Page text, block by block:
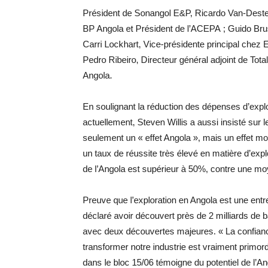
Président de Sonangol E&P, Ricardo Van-
BP Angola et Président de l’ACEPA ; Guido
Carri Lockhart, Vice-présidente principal chez
Pedro Ribeiro, Directeur général adjoint de
Angola.
En soulignant la réduction des dépenses
actuellement, Steven Willis a aussi insisté sur
seulement un « effet Angola », mais un effet
un taux de réussite très élevé en matière
de l’Angola est supérieur à 50%, contre une
Preuve que l’exploration en Angola est une
déclaré avoir découvert près de 2 milliards de
avec deux découvertes majeures. « La
transformer notre industrie est vraiment
dans le bloc 15/06 témoigne du potentiel de